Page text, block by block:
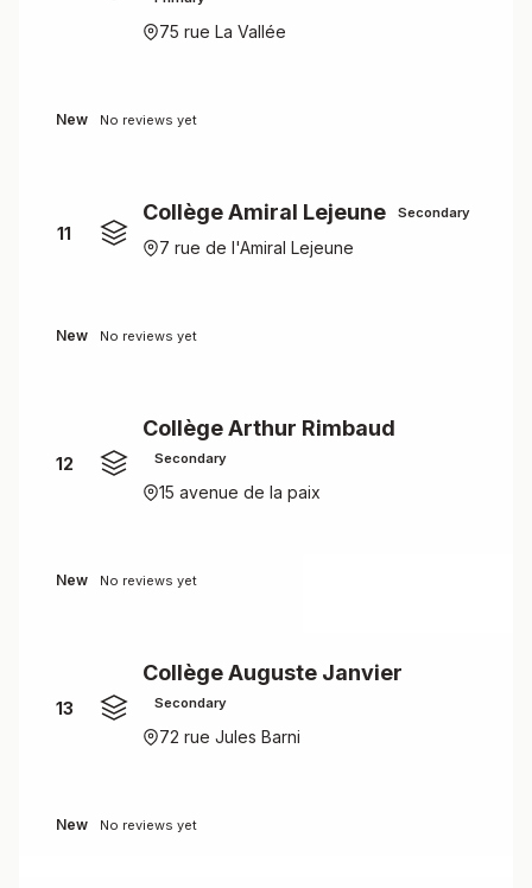
75 rue La Vallée
New No reviews yet
11
Collège Amiral Lejeune Secondary
7 rue de l'Amiral Lejeune
New No reviews yet
12
Collège Arthur Rimbaud
Secondary
15 avenue de la paix
New No reviews yet
13
Collège Auguste Janvier
Secondary
72 rue Jules Barni
New No reviews yet